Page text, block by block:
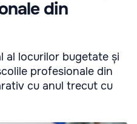
din
al locurilor bugetate și
profesionale din
cu anul trecut cu